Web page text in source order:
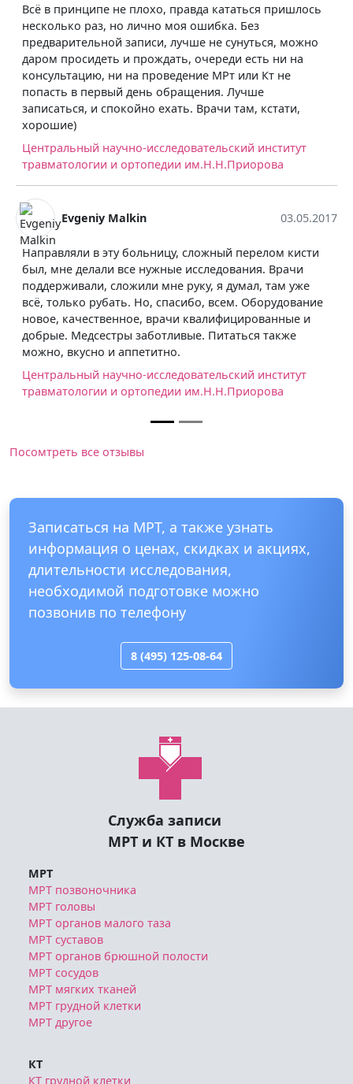
правда кататься пришлось
моя ошибка. Без
лучше не сунуться, можно
очереди есть ни на
проведение МРт или Кт не
обращения. Лучше
ехать. Врачи там, кстати,
институт
им.Н.Н.Приорова
03.05.2017
сложный перелом кисти
исследования. Врачи
мне руку, я думал, там уже
спасибо, всем. Оборудование
врачи квалифицированные и
Питаться также
институт
им.Н.Н.Приорова
В центре
действительно знают
превосходные. Здесь
совету его коллеги,
и хорошо отзывался
почему. Попали по
процедуру провели
посоветовали,
главное, люди
что действительно
денег.
Федеральный
Шумакова
Посомтреть все отзывы
Записаться на МРТ, а также узнать
информация о ценах, скидках и акциях,
длительности исследования,
необходимой подготовке можно
позвонив по телефону
8 (495) 125-08-64
Служба записи
МРТ и КТ в Москве
МРТ
МРТ позвоночника
МРТ головы
МРТ органов малого таза
МРТ суставов
МРТ органов брюшной полости
МРТ сосудов
МРТ мягких тканей
МРТ грудной клетки
МРТ другое
КТ
КТ грудной клетки